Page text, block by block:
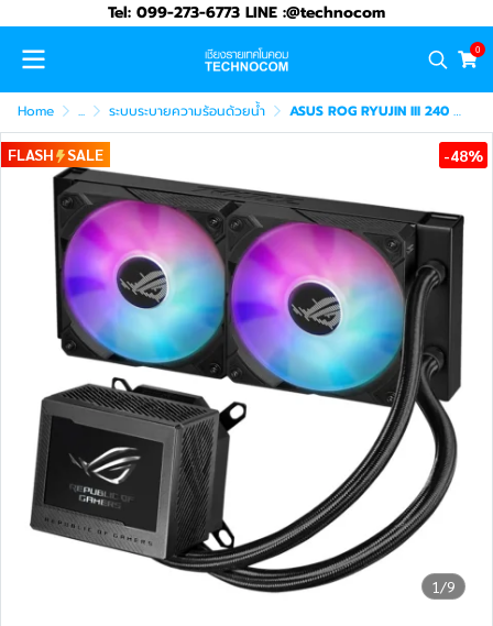
Tel: 099-273-6773 LINE :@technocom
0
Home ... ระบบระบายความร้อนด้วยน้ำ ASUS ROG RYUJIN III 240 CPU LIQUID COOLER (90RC00K0-M0UAY0)
1/9
FLASH SALE -48%